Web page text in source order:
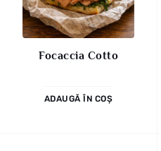
Focaccia Cotto
ADAUGĂ ÎN COȘ